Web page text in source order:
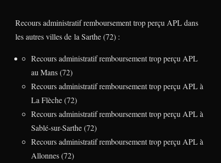
Recours administratif remboursement trop perçu APL dans
les autres villes de la Sarthe (72) :
Recours administratif remboursement trop perçu APL
au Mans (72)
Recours administratif remboursement trop perçu APL à
La Flèche (72)
Recours administratif remboursement trop perçu APL à
Sablé-sur-Sarthe (72)
Recours administratif remboursement trop perçu APL à
Allonnes (72)